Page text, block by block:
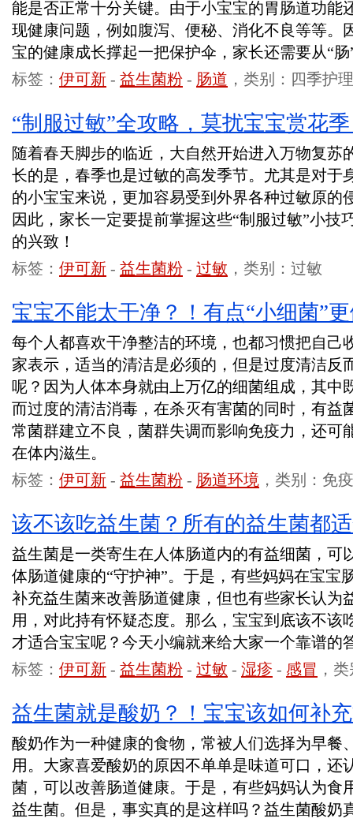
能是否正常十分关键。由于小宝宝的胃肠道功能
现健康问题，例如腹泻、便秘、消化不良等等。
宝的健康成长撑起一把保护伞，家长还需要从“肠
标签： 伊可新 - 益生菌粉 - 肠道 ，类别：四季护理
“制服过敏”全攻略，莫扰宝宝赏花
随着春天脚步的临近，大自然开始进入万物复苏
长的是，春季也是过敏的高发季节。尤其是对于
的小宝宝来说，更加容易受到外界各种过敏原的
因此，家长一定要提前掌握这些“制服过敏”小技
的兴致！
标签： 伊可新 - 益生菌粉 - 过敏 ，类别：过敏
宝宝不能太干净？！有点“小细菌”
每个人都喜欢干净整洁的环境，也都习惯把自己
家表示，适当的清洁是必须的，但是过度清洁反
呢？因为人体本身就由上万亿的细菌组成，其中
而过度的清洁消毒，在杀灭有害菌的同时，有益
常菌群建立不良，菌群失调而影响免疫力，还可
在体内滋生。
标签： 伊可新 - 益生菌粉 - 肠道环境 ，类别：免
该不该吃益生菌？所有的益生菌都
益生菌是一类寄生在人体肠道内的有益细菌，可
体肠道健康的“守护神”。于是，有些妈妈在宝宝
补充益生菌来改善肠道健康，但也有些家长认为
用，对此持有怀疑态度。那么，宝宝到底该不该
才适合宝宝呢？今天小编就来给大家一个靠谱的
标签： 伊可新 - 益生菌粉 - 过敏 - 湿疹 - 感冒 ，
益生菌就是酸奶？！宝宝该如何补
酸奶作为一种健康的食物，常被人们选择为早餐
用。大家喜爱酸奶的原因不单单是味道可口，还
菌，可以改善肠道健康。于是，有些妈妈认为食
益生菌。但是，事实真的是这样吗？益生菌酸奶